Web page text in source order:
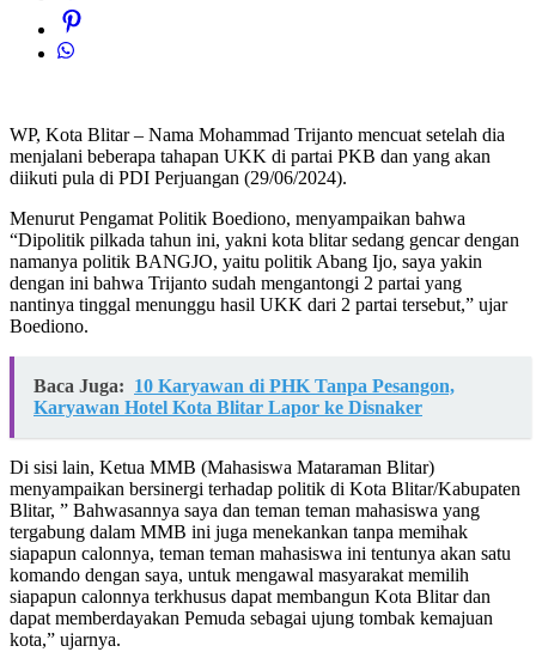
WP, Kota Blitar – Nama Mohammad Trijanto mencuat setelah dia
menjalani beberapa tahapan UKK di partai PKB dan yang akan
diikuti pula di PDI Perjuangan (29/06/2024).
Menurut Pengamat Politik Boediono, menyampaikan bahwa
“Dipolitik pilkada tahun ini, yakni kota blitar sedang gencar dengan
namanya politik BANGJO, yaitu politik Abang Ijo, saya yakin
dengan ini bahwa Trijanto sudah mengantongi 2 partai yang
nantinya tinggal menunggu hasil UKK dari 2 partai tersebut,” ujar
Boediono.
Baca Juga: 10 Karyawan di PHK Tanpa Pesangon,
Karyawan Hotel Kota Blitar Lapor ke Disnaker
Di sisi lain, Ketua MMB (Mahasiswa Mataraman Blitar)
menyampaikan bersinergi terhadap politik di Kota Blitar/Kabupaten
Blitar, ” Bahwasannya saya dan teman teman mahasiswa yang
tergabung dalam MMB ini juga menekankan tanpa memihak
siapapun calonnya, teman teman mahasiswa ini tentunya akan satu
komando dengan saya, untuk mengawal masyarakat memilih
siapapun calonnya terkhusus dapat membangun Kota Blitar dan
dapat memberdayakan Pemuda sebagai ujung tombak kemajuan
kota,” ujarnya.